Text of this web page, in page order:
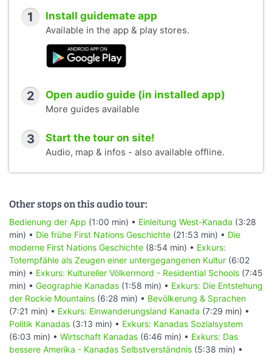
1 Install guidemate app
Available in the app & play stores.
2 Open audio guide (in installed app)
More guides available
3 Start the tour on site!
Audio, map & infos - also available offline.
Other stops on this audio tour:
Bedienung der App (1:00 min) • Einleitung West-Kanada (3:28
min) • Die frühe First Nations Geschichte (21:53 min) • Die
moderne First Nations Geschichte (8:54 min) • Exkurs:
Totempfähle als Zeugen einer untergegangenen Kultur (6:02
min) • Exkurs: Kultureller Völkermord - Residential Schools (7:45
min) • Geographie Kanadas (1:58 min) • Exkurs: Die Entstehung
der Rockie Mountains (6:28 min) • Bevölkerung & Sprachen
(7:21 min) • Exkurs: Einwanderungsland Kanada (7:29 min) •
Politik Kanadas (3:13 min) • Exkurs: Kanadas Sozialsystem
(6:03 min) • Wirtschaft Kanadas (6:46 min) • Exkurs: Das
bessere Amerika - Kanadas Selbstverständnis (5:38 min) •